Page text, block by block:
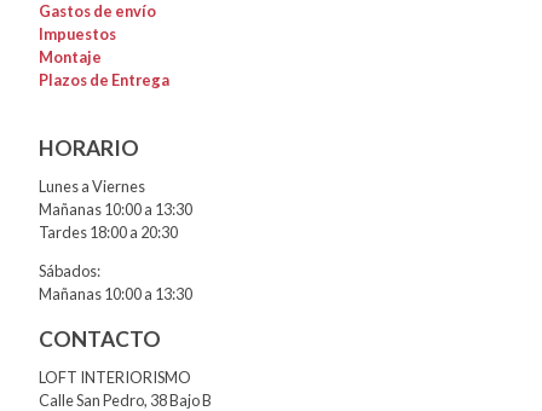
Gastos de envío
Impuestos
Montaje
Plazos de Entrega
HORARIO
Lunes a Viernes
Mañanas 10:00 a 13:30
Tardes 18:00 a 20:30
Sábados:
Mañanas 10:00 a 13:30
CONTACTO
LOFT INTERIORISMO
Calle San Pedro, 38 Bajo B